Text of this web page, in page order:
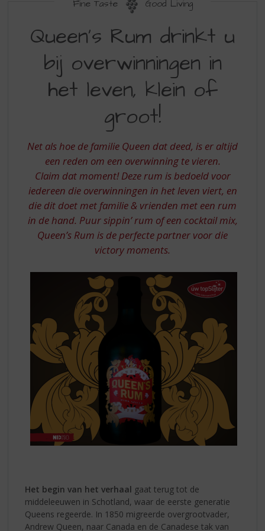
Fine Taste Good Living
RUM
DRINKT
OVERWINNINGEN
HET
LEVEN
KLEIN
OF
GROOT
Queen’s Rum drinkt u
bij overwinningen in
het leven, klein of
groot!
Net als hoe de familie Queen dat deed, is er altijd
een reden om een overwinning te vieren.
Claim dat moment! Deze rum is bedoeld voor
iedereen die overwinningen in het leven viert, en
die dit doet met familie & vrienden met een rum
in de hand. Puur sippin’ rum of een cocktail mix,
Queen’s Rum is de perfecte partner voor die
victory moments.
Het begin van het verhaal gaat terug tot de
middeleeuwen in Schotland, waar de eerste generatie
Queens regeerde. In 1850 migreerde overgrootvader,
Andrew Queen, naar Canada en de Canadese tak van